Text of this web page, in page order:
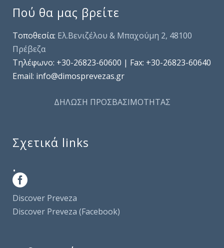
Πού θα μας βρείτε
Τοποθεσία: Ελ.Βενιζέλου & Μπαχούμη 2, 48100
Πρέβεζα
Τηλέφωνo: +30-26823-60600 | Fax: +30-26823-60640
Email: info@dimosprevezas.gr
ΔΗΛΩΣΗ ΠΡΟΣΒΑΣΙΜΟΤΗΤΑΣ
Σχετικά links
.
Discover Preveza
Discover Preveza (Facebook)